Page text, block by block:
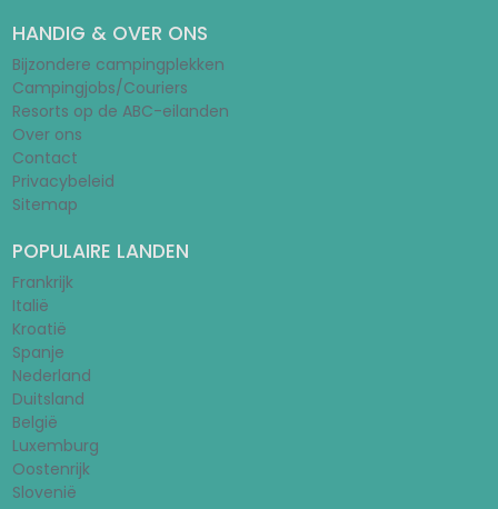
HANDIG & OVER ONS
Bijzondere campingplekken
Campingjobs/Couriers
Resorts op de ABC-eilanden
Over ons
Contact
Privacybeleid
Sitemap
POPULAIRE LANDEN
Frankrijk
Italië
Kroatië
Spanje
Nederland
Duitsland
België
Luxemburg
Oostenrijk
Slovenië